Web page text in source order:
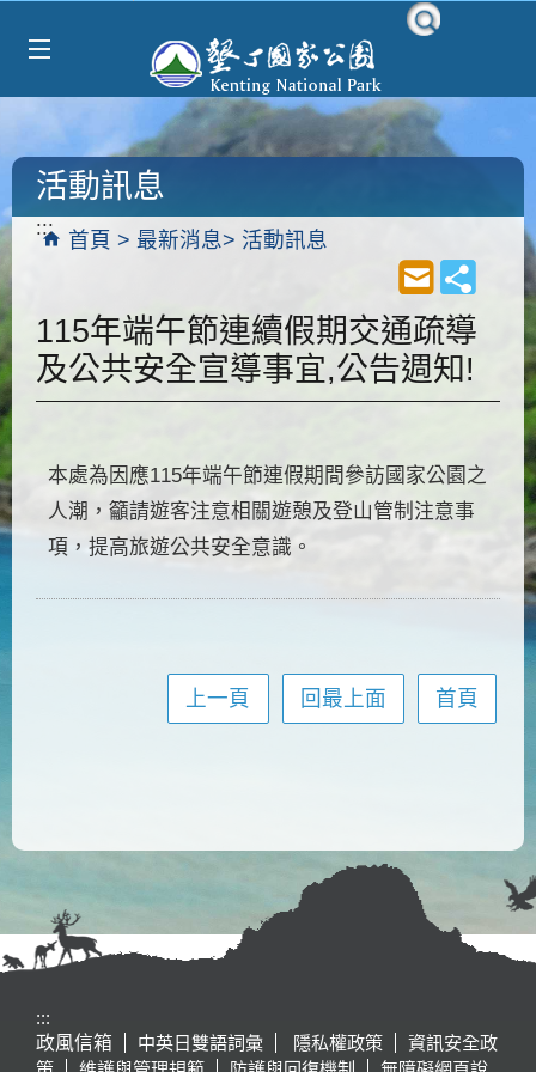
:::
首頁 最新消息 活動訊息
活動訊息
115年端午節連續假期交通疏導
及公共安全宣導事宜,公告週知!
本處為因應115年端午節連假期間參訪國家公園之
人潮，籲請遊客注意相關遊憩及登山管制注意事
項，提高旅遊公共安全意識。
上一頁 回最上面 首頁
:::
政風信箱
中英日雙語詞彙 隱私權政策
資訊安全政